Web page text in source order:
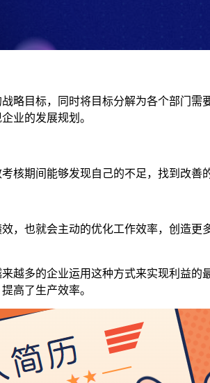
略目标，同时将目标分解为各个部门
业的发展规划。
核期间能够发现自己的不足，找到改
，也就会主动的优化工作效率，创造
越多的企业运用这种方式来实现利益
高了生产效率。